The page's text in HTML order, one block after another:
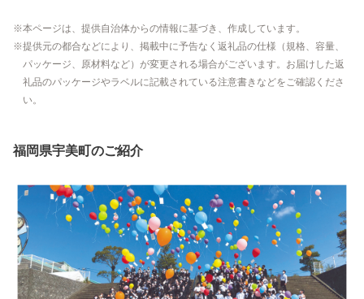
本ページは、提供自治体からの情報に基づき、作成しています。
提供元の都合などにより、掲載中に予告なく返礼品の仕様（規格、容量、
パッケージ、原材料など）が変更される場合がございます。お届けした返
礼品のパッケージやラベルに記載されている注意書きなどをご確認くださ
い。
福岡県宇美町のご紹介